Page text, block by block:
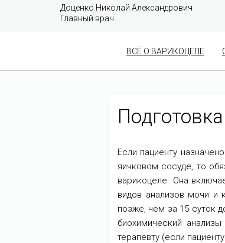
Доценко Николай Александрович
Главный врач
ВСЁ О ВАРИКОЦЕЛЕ
Если пациенту
яичковом сосуде, то
варикоцеле. Она
видов анализов мочи и
позже, чем за 15 суток
биохимический
терапевту (если